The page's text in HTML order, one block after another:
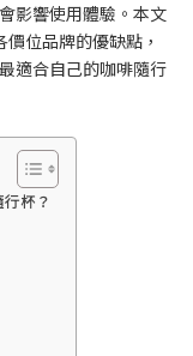
影響使用體驗。本文
價位品牌的優缺點，
適合自己的咖啡隨行
杯？